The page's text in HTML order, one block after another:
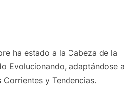
ha estado a la Cabeza de la
Evolucionando, adaptándose a
Corrientes y Tendencias.